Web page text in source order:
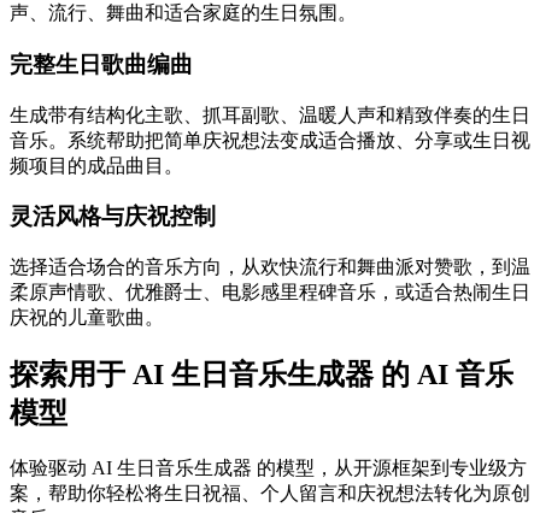
声、流行、舞曲和适合家庭的生日氛围。
完整生日歌曲编曲
生成带有结构化主歌、抓耳副歌、温暖人声和精致伴奏的生日
音乐。系统帮助把简单庆祝想法变成适合播放、分享或生日视
频项目的成品曲目。
灵活风格与庆祝控制
选择适合场合的音乐方向，从欢快流行和舞曲派对赞歌，到温
柔原声情歌、优雅爵士、电影感里程碑音乐，或适合热闹生日
庆祝的儿童歌曲。
探索用于 AI 生日音乐生成器 的 AI 音乐
模型
体验驱动 AI 生日音乐生成器 的模型，从开源框架到专业级方
案，帮助你轻松将生日祝福、个人留言和庆祝想法转化为原创